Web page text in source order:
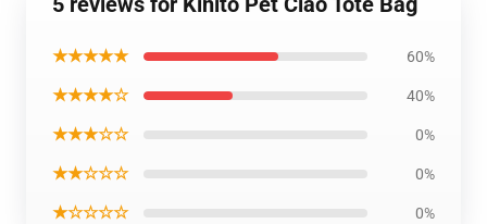
★★★★★ 60%
★★★★☆ 40%
★★★☆☆ 0%
★★☆☆☆ 0%
★☆☆☆☆ 0%